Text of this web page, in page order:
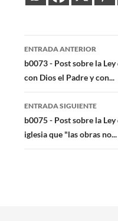
Navegación
de
entradas
ENTRADA ANTERIOR
b0073 - Post sobre la
con Dios el Padre y con...
ENTRADA SIGUIENTE
b0075 - Post sobre la
iglesia que "las obras no...